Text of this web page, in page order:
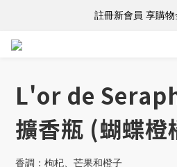
註冊新會員 享購物
註冊新會員 享購物
L'or de
擴香瓶 (蝴蝶橙
香調：枸杞、芒果和橙子